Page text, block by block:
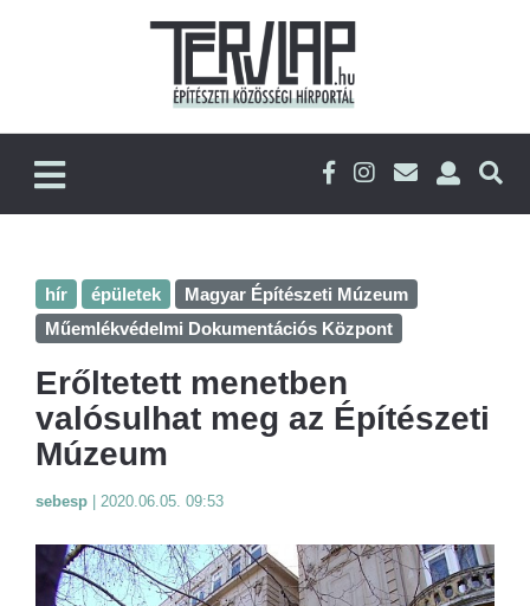
hír épületek
Magyar Építészeti Múzeum
Műemlékvédelmi Dokumentációs Központ
Erőltetett menetben
valósulhat meg az Építészeti
Múzeum
sebesp 2020.06.05. 09:53